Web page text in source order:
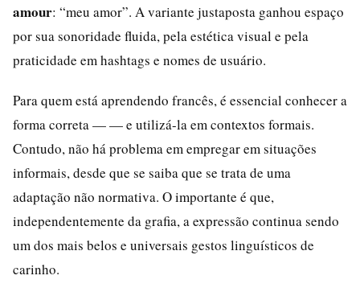
amour: “meu amor”. A variante justaposta ganhou espaço
por sua sonoridade fluida, pela estética visual e pela
praticidade em hashtags e nomes de usuário.
Para quem está aprendendo francês, é essencial conhecer a
forma correta — — e utilizá-la em contextos formais.
Contudo, não há problema em empregar em situações
informais, desde que se saiba que se trata de uma
adaptação não normativa. O importante é que,
independentemente da grafia, a expressão continua sendo
um dos mais belos e universais gestos linguísticos de
carinho.